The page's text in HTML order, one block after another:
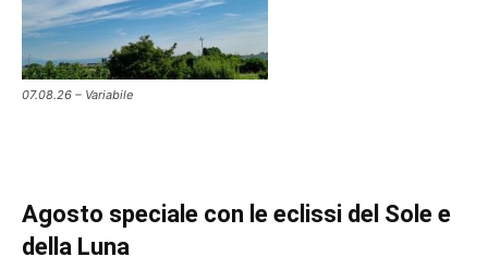
07.08.26 – Variabile
Agosto speciale con le eclissi del Sole e
della Luna